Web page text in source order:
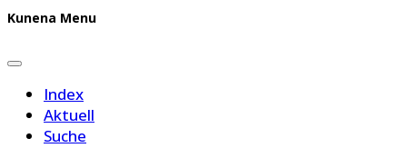
Kunena Menu
Index
Aktuell
Suche